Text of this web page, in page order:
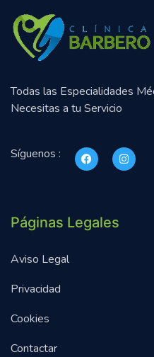
Todas las Especialidades
Necesitas a tu Servicio
Síguenos :
Páginas Legales
Aviso Legal
Privacidad
Cookies
Contactar